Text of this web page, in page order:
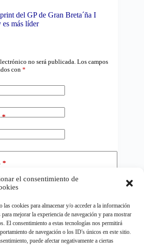
el consentimiento de
las cookies para almacenar y/o acceder a la información
mejorar la experiencia de navegación y para mostrar
El consentimiento a estas tecnologías nos permitirá
de navegación o los ID's únicos en este sitio.
puede afectar negativamente a ciertas
del GP de Gran Breta´ña I
es más líder
no será publicada. Los campos
con *
*
*